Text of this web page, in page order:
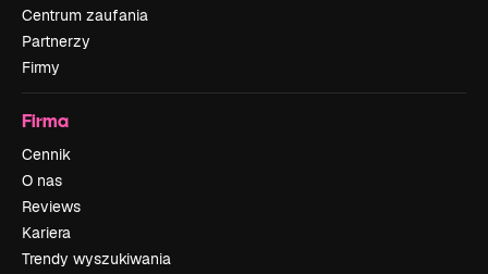
Centrum zaufania
Partnerzy
Firmy
Firma
Cennik
O nas
Reviews
Kariera
Trendy wyszukiwania